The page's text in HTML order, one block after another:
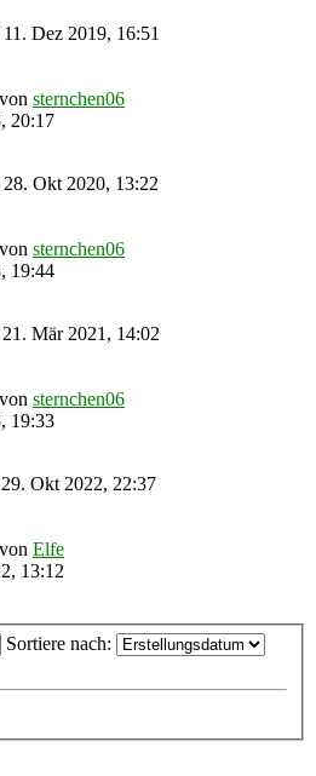
Dez 2019, 16:51
von sternchen06
20:17
Okt 2020, 13:22
von sternchen06
19:44
21. Mär 2021, 14:02
von sternchen06
19:33
29. Okt 2022, 22:37
von Elfe
13:12
Sortiere nach: